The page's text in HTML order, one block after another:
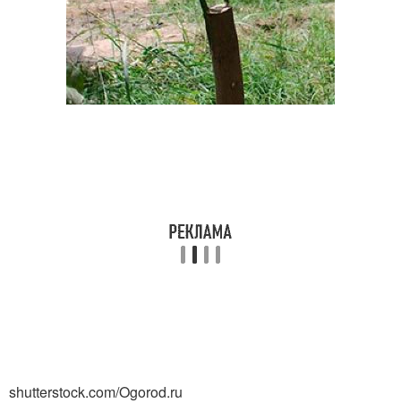
Прививки для
плодовых деревьев
Подвой для прививки
прививкой
shutterstock.com/Ogorod.ru